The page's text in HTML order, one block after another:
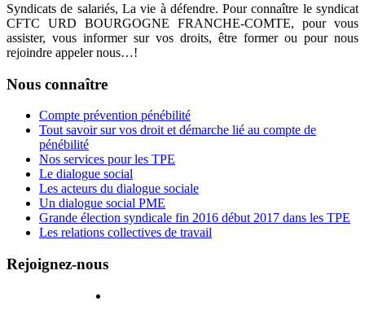
Syndicats de salariés, La vie à défendre. Pour connaître le syndicat
CFTC URD BOURGOGNE FRANCHE-COMTE, pour vous
assister, vous informer sur vos droits, être former ou pour nous
rejoindre appeler nous…!
Nous connaître
Compte prévention pénébilité
Tout savoir sur vos droit et démarche lié au compte de
pénébilité
Nos services pour les TPE
Le dialogue social
Les acteurs du dialogue sociale
Un dialogue social PME
Grande élection syndicale fin 2016 début 2017 dans les TPE
Les relations collectives de travail
Rejoignez-nous